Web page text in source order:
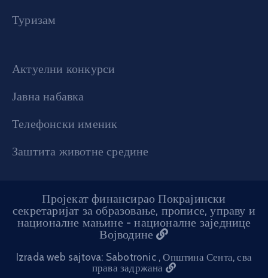
Туризам
Актуелни конкурси
Јавна набавка
Телефонски именик
Заштита животне средине
Пројекат финансирао Покрајински
секретаријат за образовање, прописе, управу и
националне мањине - националне заједнице
Војводине
Izrada web sajtova: Sabotronic , Општина Сента, сва
права задржана